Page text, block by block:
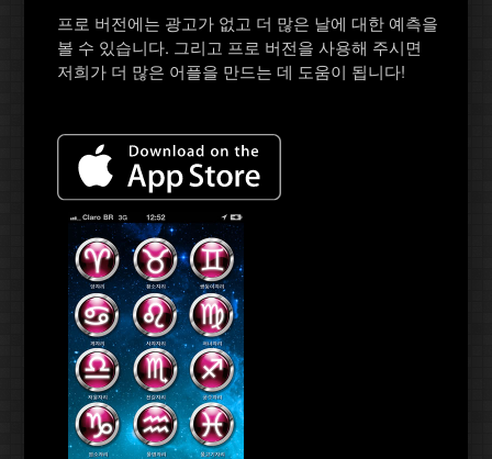
프로 버전에는 광고가 없고 더 많은 날에 대한 예측을
볼 수 있습니다. 그리고 프로 버전을 사용해 주시면
저희가 더 많은 어플을 만드는 데 도움이 됩니다!